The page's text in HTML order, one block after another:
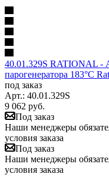
40.01.329S RATIONAL -
парогенератора 183°С
под заказ
Арт.: 40.01.329S
9 062 руб.
Под заказ
Наши менеджеры
условия заказа
Под заказ
Наши менеджеры
условия заказа